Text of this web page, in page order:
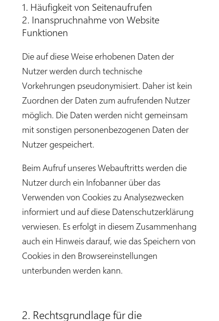
Häufigkeit von Seitenaufrufen
Inanspruchnahme von Website
Funktionen
Die auf diese Weise erhobenen Daten der
Nutzer werden durch technische
Vorkehrungen pseudonymisiert. Daher ist kein
Zuordnen der Daten zum aufrufenden Nutzer
möglich. Die Daten werden nicht gemeinsam
mit sonstigen personenbezogenen Daten der
Nutzer gespeichert.
Beim Aufruf unseres Webauftritts werden die
Nutzer durch ein Infobanner über das
Verwenden von Cookies zu Analysezwecken
informiert und auf diese Datenschutzerklärung
verwiesen. Es erfolgt in diesem Zusammenhang
auch ein Hinweis darauf, wie das Speichern von
Cookies in den Browsereinstellungen
unterbunden werden kann.
2. Rechtsgrundlage für die